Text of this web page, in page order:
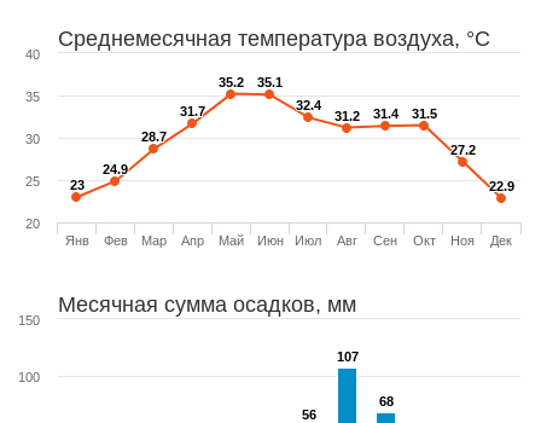
Среднемесячная температура воздуха, °C
23
23
24.9
24.9
28.7
28.7
31.7
31.7
35.2
35.2 35.1
35.1
32.4
32.4
31.2
31.2 31.4
31.4 31.5
31.5
27.2
27.2
22.9
22.9
Янв Фев Мар Апр Май Июн Июл Авг Сен Окт Ноя Дек
20
25
30
35
40
Месячная сумма осадков, мм
56
56
107
107
68
68
100
150